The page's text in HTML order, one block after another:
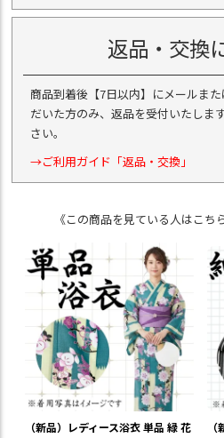
返品・交換
商品到着後【7日以内】にメールま
だいた方のみ、返品を受付いたしま
さい。
→ご利用ガイド「返品・交換」
《この商品を見ている人はこち
（新品）レディース浴衣 単品 緑 花